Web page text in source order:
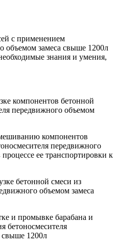
с применением
объемом замеса свыше 1200л
знания и умения,
компонентов бетонной
передвижного объемом
компонентов
передвижного
ее транспортировки к
бетонной смеси из
объемом замеса
и промывке барабана и
бетоносмесителя
свыше 1200л